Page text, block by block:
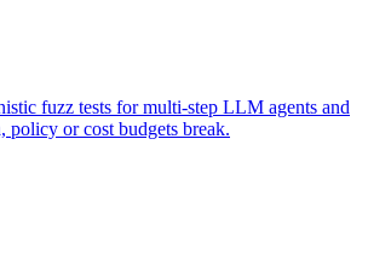
fuzz tests for multi-step LLM agents and
policy or cost budgets break.